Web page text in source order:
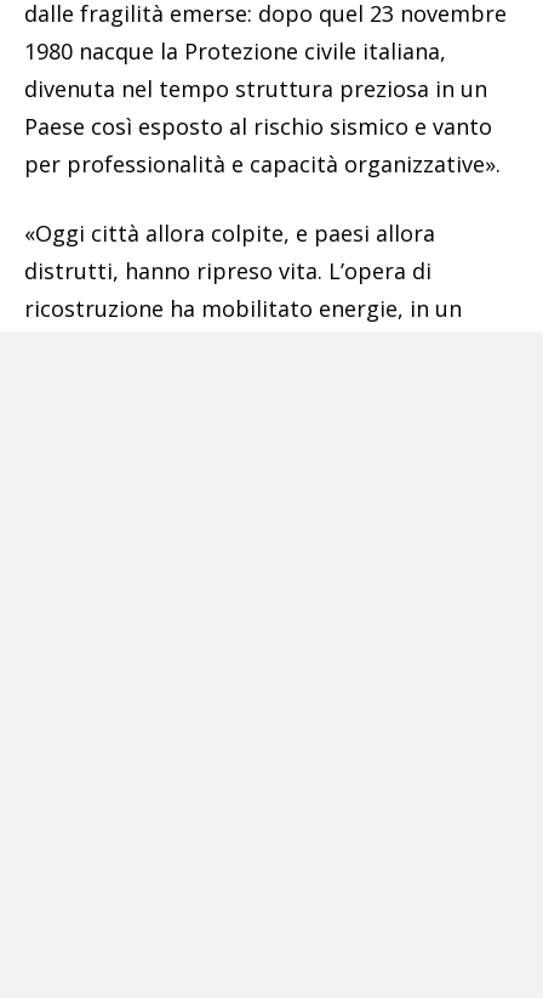
dalle fragilità emerse: dopo quel 23 novembre
1980 nacque la Protezione civile italiana,
divenuta nel tempo struttura preziosa in un
Paese così esposto al rischio sismico e vanto
per professionalità e capacità organizzative».
«Oggi città allora colpite, e paesi allora
distrutti, hanno ripreso vita. L’opera di
ricostruzione ha mobilitato energie, in un